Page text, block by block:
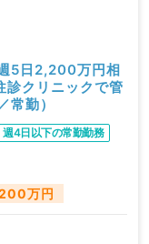
5日2,200万円相
クリニックで管
勤）
週4日以下の常勤勤務
万円